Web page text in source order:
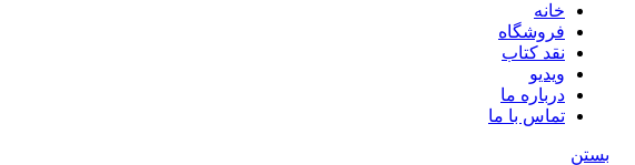
خانه
فروشگاه
نقد کتاب
ویدیو
درباره‌ ما
تماس با ما
بستن